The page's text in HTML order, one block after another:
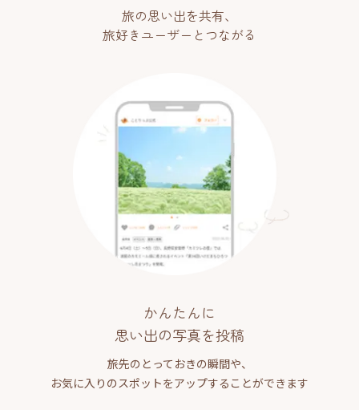
旅の思い出を共有、
旅好きユーザーとつながる
かんたんに
思い出の写真を投稿
旅先のとっておきの瞬間や、
お気に入りのスポットをアップすることができます